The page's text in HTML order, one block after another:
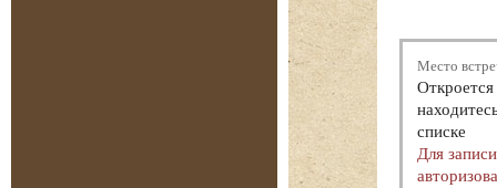
Место
списке
Для